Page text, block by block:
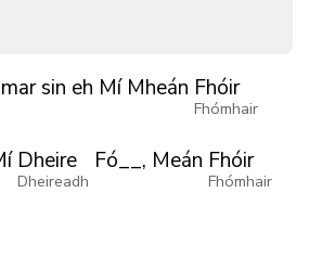
marsin eh Mí Mheán Fhóir
Fhómhair
Dheire
Dheireadh
Fó__, Meán Fhóir
Fhómhair